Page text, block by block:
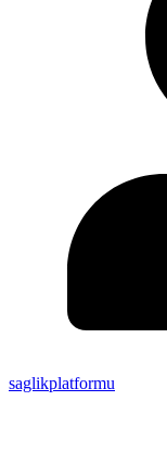
saglikplatformu